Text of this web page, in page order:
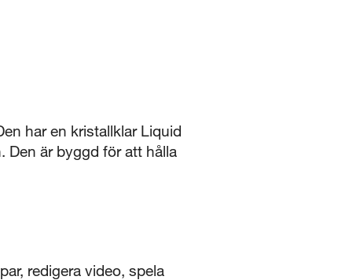
har en kristallklar Liquid
Den är byggd för att hålla
redigera video, spela